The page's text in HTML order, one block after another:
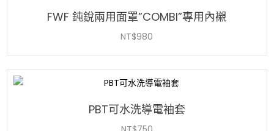
FWF 鈍銳兩用面罩”COMBI”專用內襯
NT$980
PBT可水洗導電袖套